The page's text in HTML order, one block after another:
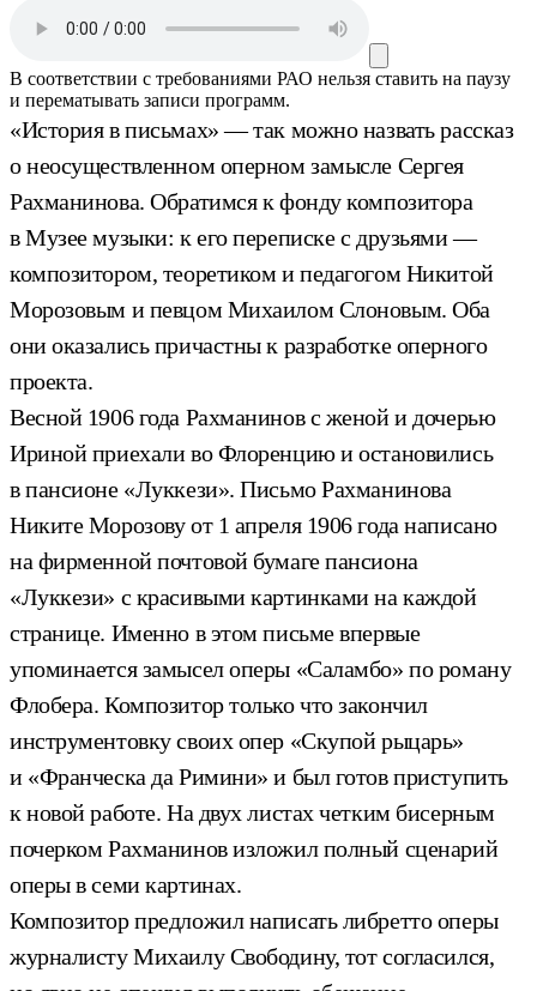
В соответствии с требованиями РАО нельзя ставить на паузу
и перематывать записи программ.
«История в письмах» — так можно назвать рассказ
о неосуществленном оперном замысле Сергея
Рахманинова. Обратимся к фонду композитора
в Музее музыки: к его переписке с друзьями —
композитором, теоретиком и педагогом Никитой
Морозовым и певцом Михаилом Слоновым. Оба
они оказались причастны к разработке оперного
проекта.
Весной 1906 года Рахманинов с женой и дочерью
Ириной приехали во Флоренцию и остановились
в пансионе «Луккези». Письмо Рахманинова
Никите Морозову от 1 апреля 1906 года написано
на фирменной почтовой бумаге пансиона
«Луккези» с красивыми картинками на каждой
странице. Именно в этом письме впервые
упоминается замысел оперы «Саламбо» по роману
Флобера. Композитор только что закончил
инструментовку своих опер «Скупой рыцарь»
и «Франческа да Римини» и был готов приступить
к новой работе. На двух листах четким бисерным
почерком Рахманинов изложил полный сценарий
оперы в семи картинах.
Композитор предложил написать либретто оперы
журналисту Михаилу Свободину, тот согласился,